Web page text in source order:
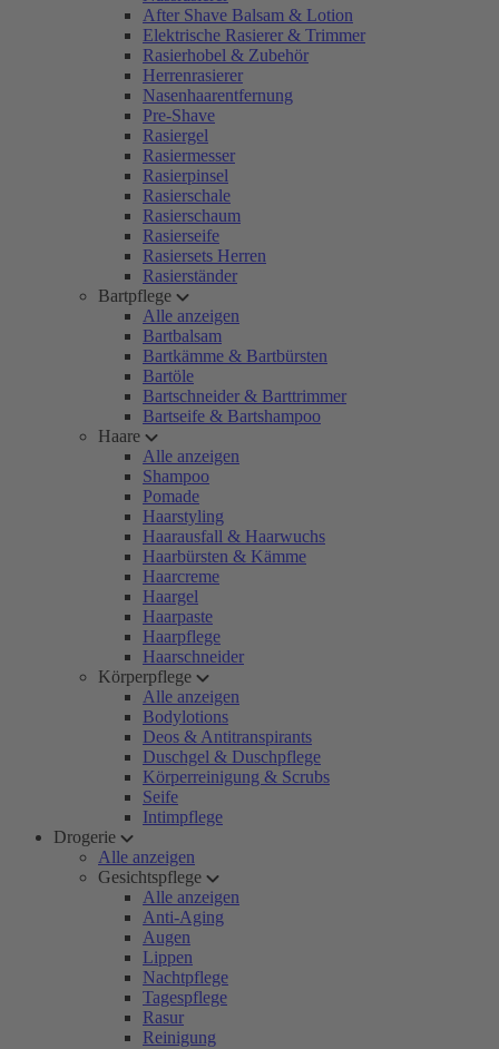
After Shave Balsam & Lotion
Elektrische Rasierer & Trimmer
Rasierhobel & Zubehör
Herrenrasierer
Nasenhaarentfernung
Pre-Shave
Rasiergel
Rasiermesser
Rasierpinsel
Rasierschale
Rasierschaum
Rasierseife
Rasiersets Herren
Rasierständer
Bartpflege
Alle anzeigen
Bartbalsam
Bartkämme & Bartbürsten
Bartöle
Bartschneider & Barttrimmer
Bartseife & Bartshampoo
Haare
Alle anzeigen
Shampoo
Pomade
Haarstyling
Haarausfall & Haarwuchs
Haarbürsten & Kämme
Haarcreme
Haargel
Haarpaste
Haarpflege
Haarschneider
Körperpflege
Alle anzeigen
Bodylotions
Deos & Antitranspirants
Duschgel & Duschpflege
Körperreinigung & Scrubs
Seife
Intimpflege
Drogerie
Alle anzeigen
Gesichtspflege
Alle anzeigen
Anti-Aging
Augen
Lippen
Nachtpflege
Tagespflege
Rasur
Reinigung